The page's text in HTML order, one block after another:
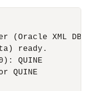
(Oracle XML
ready.
QUINE
QUINE